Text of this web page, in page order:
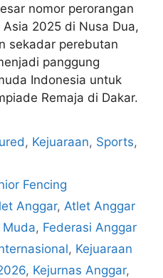
nomor perorangan
2025 di Nusa Dua,
sekadar perebutan
panggung
Indonesia untuk
Remaja di Dakar.
, Kejuaraan, Sports,
Fencing
Anggar, Atlet Anggar
, Federasi Anggar
, Kejuaraan
, Kejurnas Anggar,